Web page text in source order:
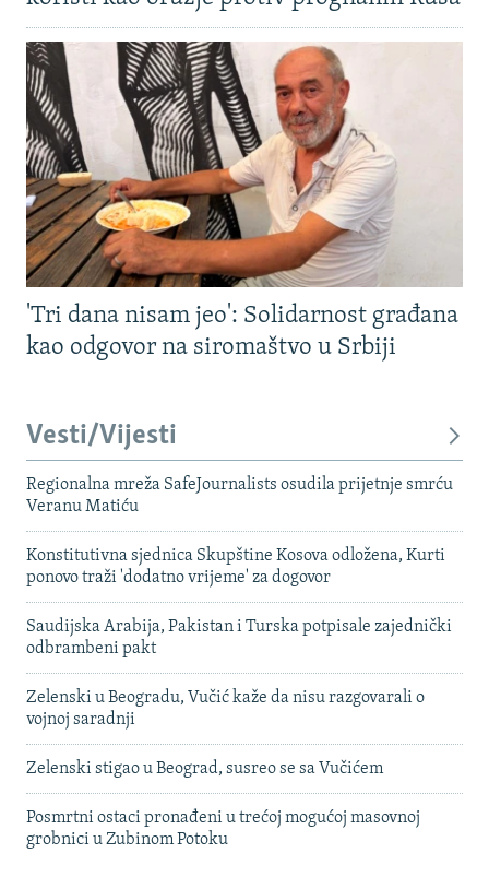
'Tri dana nisam jeo': Solidarnost građana
kao odgovor na siromaštvo u Srbiji
Vesti/Vijesti
Regionalna mreža SafeJournalists osudila prijetnje smrću
Veranu Matiću
Konstitutivna sjednica Skupštine Kosova odložena, Kurti
ponovo traži 'dodatno vrijeme' za dogovor
Saudijska Arabija, Pakistan i Turska potpisale zajednički
odbrambeni pakt
Zelenski u Beogradu, Vučić kaže da nisu razgovarali o
vojnoj saradnji
Zelenski stigao u Beograd, susreo se sa Vučićem
Posmrtni ostaci pronađeni u trećoj mogućoj masovnoj
grobnici u Zubinom Potoku